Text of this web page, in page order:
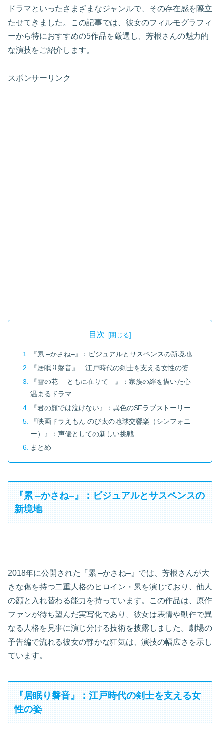
ドラマといったさまざまなジャンルで、その存在感を際立
たせてきました。この記事では、彼女のフィルモグラフィ
ーから特におすすめの5作品を厳選し、芳根さんの魅力的
な演技をご紹介します。
スポンサーリンク
目次
『累 ‒かさね‒』：ビジュアルとサスペンスの新境地
『居眠り磐音』：江戸時代の剣士を支える女性の姿
『雪の花 ―ともに在りて―』：家族の絆を描いた心
温まるドラマ
『君の顔では泣けない』：異色のSFラブストーリー
『映画ドラえもん のび太の地球交響楽（シンフォニ
ー）』：声優としての新しい挑戦
まとめ
『累 ‒かさね‒』：ビジュアルとサスペンスの
新境地
2018年に公開された『累 ‒かさね‒』では、芳根さんが大
きな傷を持つ二重人格のヒロイン・累を演じており、他人
の顔と入れ替わる能力を持っています。この作品は、原作
ファンが待ち望んだ実写化であり、彼女は表情や動作で異
なる人格を見事に演じ分ける技術を披露しました。劇場の
予告編で流れる彼女の静かな狂気は、演技の幅広さを示し
ています。
『居眠り磐音』：江戸時代の剣士を支える女
性の姿